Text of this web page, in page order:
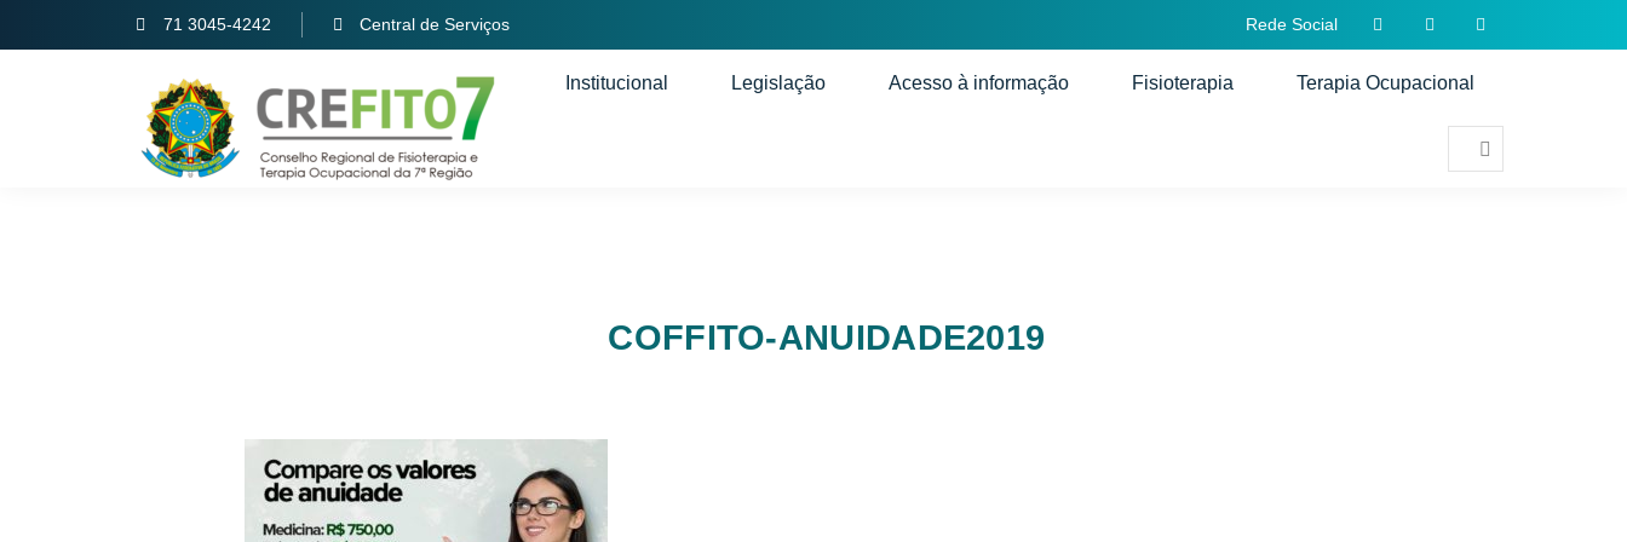
71 3045-4242 Central de Serviços Rede Social
Institucional Legislação Acesso à informação Fisioterapia Terapia Ocupacional
COFFITO-ANUIDADE2019